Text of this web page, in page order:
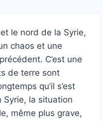
le nord de la Syrie,
chaos et une
C’est une
de terre sont
qu’il s’est
Syrie, la situation
même plus grave,